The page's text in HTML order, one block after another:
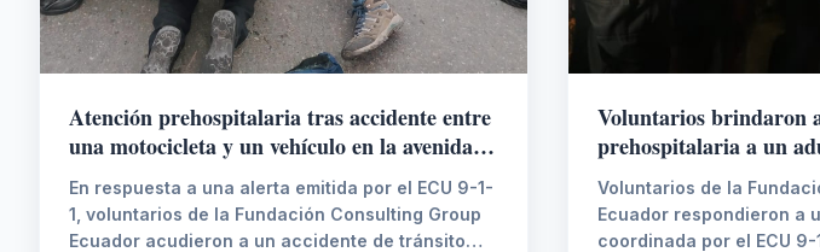
Atención prehospitalaria tras accidente entre
una motocicleta y un vehículo en la avenida
Quito
En respuesta a una alerta emitida por el ECU 9-1-
1, voluntarios de la Fundación Consulting Group
Ecuador acudieron a un accidente de tránsito
Voluntarios brindaron
prehospitalaria a un
Domingo
Voluntarios de la
Ecuador respondieron a
coordinada por el ECU